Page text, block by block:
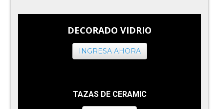
DECORADO VIDRIO
INGRESA AHORA
TAZAS DE CERAMIC